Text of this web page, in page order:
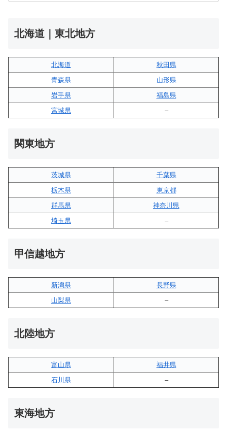
北海道｜東北地方
北海道
秋田県
青森県
山形県
岩手県
福島県
宮城県
–
関東地方
茨城県
千葉県
栃木県
東京都
群馬県
神奈川県
埼玉県
–
甲信越地方
新潟県
長野県
山梨県
–
北陸地方
富山県
福井県
石川県
–
東海地方